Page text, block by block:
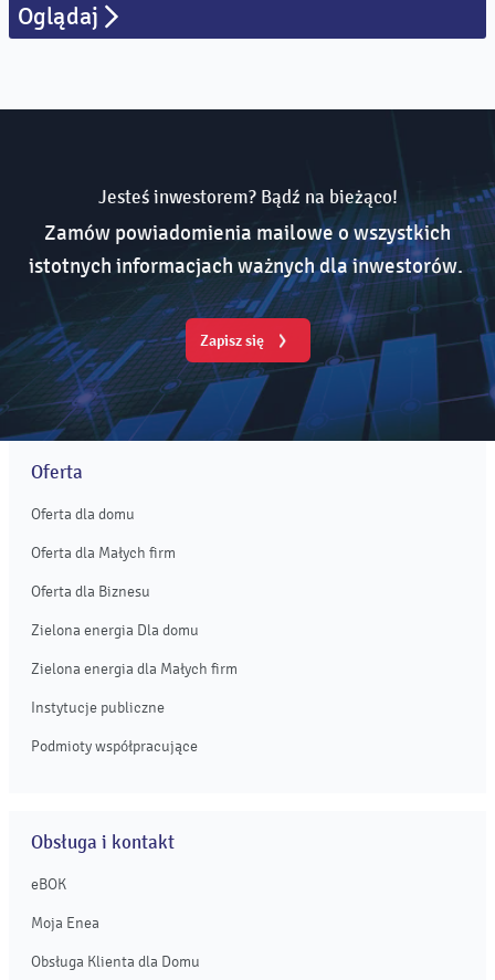
Oglądaj
Jesteś inwestorem? Bądź na bieżąco!
Zamów powiadomienia mailowe o wszystkich
istotnych informacjach ważnych dla inwestorów.
Zapisz się
Oferta
Oferta dla domu
Oferta dla Małych firm
Oferta dla Biznesu
Zielona energia Dla domu
Zielona energia dla Małych firm
Instytucje publiczne
Podmioty współpracujące
Obsługa i kontakt
eBOK
Moja Enea
Obsługa Klienta dla Domu